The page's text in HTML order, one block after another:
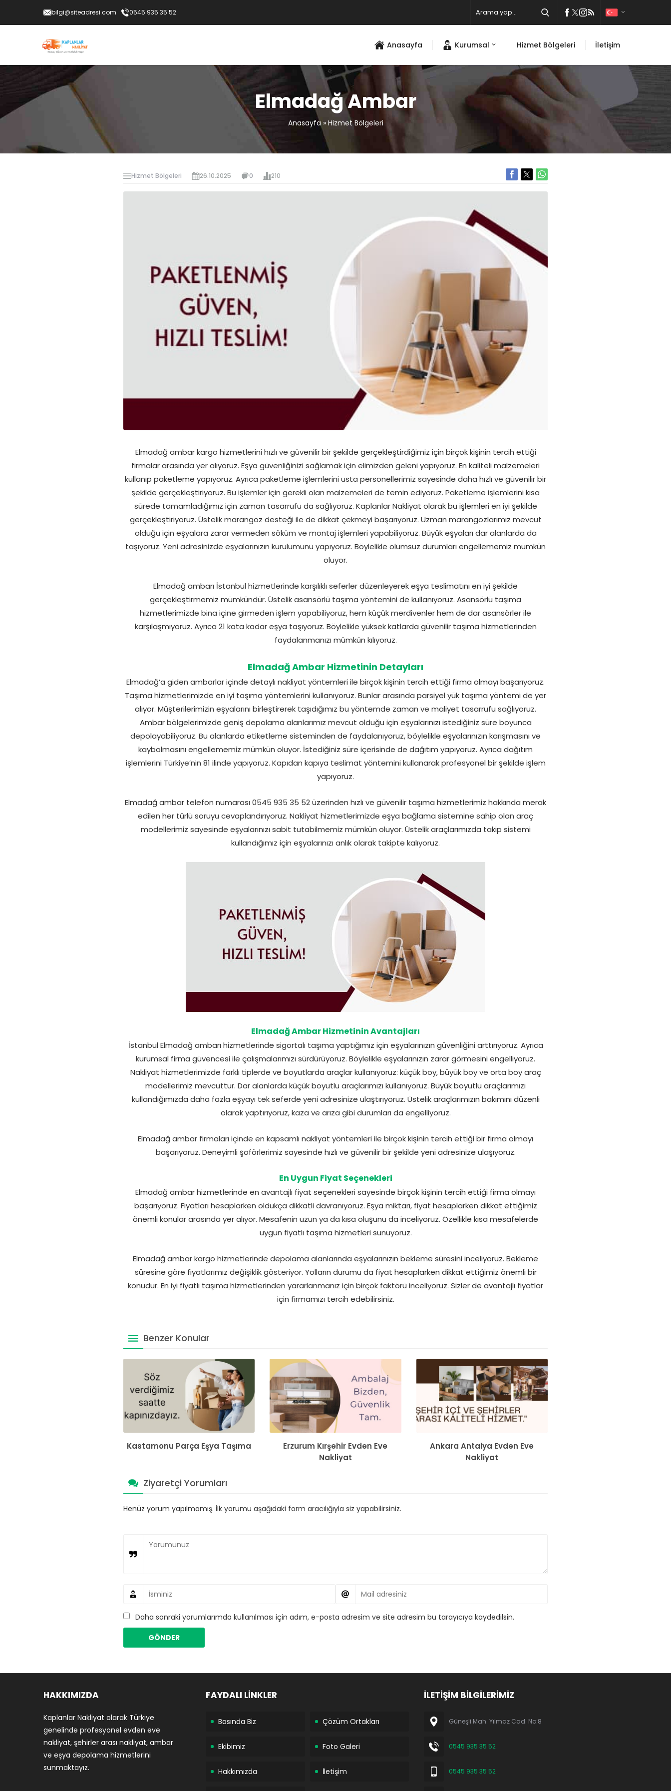
bilgi@siteadresi.com 0545 935 35 52
Anasayfa Kurumsal Hizmet Bölgeleri İletişim
Elmadağ Ambar
Anasayfa» Hizmet Bölgeleri
Hizmet Bölgeleri 26.10.2025 0 210
Elmadağ ambar kargo hizmetlerini hızlı ve güvenilir bir şekilde gerçekleştirdiğimiz için birçok kişinin tercih ettiği
firmalar arasında yer alıyoruz. Eşya güvenliğinizi sağlamak için elimizden geleni yapıyoruz. En kaliteli malzemeleri
kullanıp paketleme yapıyoruz. Ayrıca paketleme işlemlerini usta personellerimiz sayesinde daha hızlı ve güvenilir bir
şekilde gerçekleştiriyoruz. Bu işlemler için gerekli olan malzemeleri de temin ediyoruz. Paketleme işlemlerini kısa
sürede tamamladığımız için zaman tasarrufu da sağlıyoruz. Kaplanlar Nakliyat olarak bu işlemleri en iyi şekilde
gerçekleştiriyoruz. Üstelik marangoz desteği ile de dikkat çekmeyi başarıyoruz. Uzman marangozlarımız mevcut
olduğu için eşyalara zarar vermeden söküm ve montaj işlemleri yapabiliyoruz. Büyük eşyaları dar alanlarda da
taşıyoruz. Yeni adresinizde eşyalarınızın kurulumunu yapıyoruz. Böylelikle olumsuz durumları engellememiz mümkün
oluyor.
Elmadağ ambarı İstanbul hizmetlerinde karşılıklı seferler düzenleyerek eşya teslimatını en iyi şekilde
gerçekleştirmemiz mümkündür. Üstelik asansörlü taşıma yöntemini de kullanıyoruz. Asansörlü taşıma
hizmetlerimizde bina içine girmeden işlem yapabiliyoruz, hem küçük merdivenler hem de dar asansörler ile
karşılaşmıyoruz. Ayrıca 21 kata kadar eşya taşıyoruz. Böylelikle yüksek katlarda güvenilir taşıma hizmetlerinden
faydalanmanızı mümkün kılıyoruz.
Elmadağ Ambar Hizmetinin Detayları
Elmadağ’a giden ambarlar içinde detaylı nakliyat yöntemleri ile birçok kişinin tercih ettiği firma olmayı başarıyoruz.
Taşıma hizmetlerimizde en iyi taşıma yöntemlerini kullanıyoruz. Bunlar arasında parsiyel yük taşıma yöntemi de yer
alıyor. Müşterilerimizin eşyalarını birleştirerek taşıdığımız bu yöntemde zaman ve maliyet tasarrufu sağlıyoruz.
Ambar bölgelerimizde geniş depolama alanlarımız mevcut olduğu için eşyalarınızı istediğiniz süre boyunca
depolayabiliyoruz. Bu alanlarda etiketleme sisteminden de faydalanıyoruz, böylelikle eşyalarınızın karışmasını ve
kaybolmasını engellememiz mümkün oluyor. İstediğiniz süre içerisinde de dağıtım yapıyoruz. Ayrıca dağıtım
işlemlerini Türkiye’nin 81 ilinde yapıyoruz. Kapıdan kapıya teslimat yöntemini kullanarak profesyonel bir şekilde işlem
yapıyoruz.
Elmadağ ambar telefon numarası 0545 935 35 52 üzerinden hızlı ve güvenilir taşıma hizmetlerimiz hakkında merak
edilen her türlü soruyu cevaplandırıyoruz. Nakliyat hizmetlerimizde eşya bağlama sistemine sahip olan araç
modellerimiz sayesinde eşyalarınızı sabit tutabilmemiz mümkün oluyor. Üstelik araçlarımızda takip sistemi
kullandığımız için eşyalarınızı anlık olarak takipte kalıyoruz.
Elmadağ Ambar Hizmetinin Avantajları
İstanbul Elmadağ ambarı hizmetlerinde sigortalı taşıma yaptığımız için eşyalarınızın güvenliğini arttırıyoruz. Ayrıca
kurumsal firma güvencesi ile çalışmalarımızı sürdürüyoruz. Böylelikle eşyalarınızın zarar görmesini engelliyoruz.
Nakliyat hizmetlerimizde farklı tiplerde ve boyutlarda araçlar kullanıyoruz: küçük boy, büyük boy ve orta boy araç
modellerimiz mevcuttur. Dar alanlarda küçük boyutlu araçlarımızı kullanıyoruz. Büyük boyutlu araçlarımızı
kullandığımızda daha fazla eşyayı tek seferde yeni adresinize ulaştırıyoruz. Üstelik araçlarımızın bakımını düzenli
olarak yaptırıyoruz, kaza ve arıza gibi durumları da engelliyoruz.
Elmadağ ambar firmaları içinde en kapsamlı nakliyat yöntemleri ile birçok kişinin tercih ettiği bir firma olmayı
başarıyoruz. Deneyimli şoförlerimiz sayesinde hızlı ve güvenilir bir şekilde yeni adresinize ulaşıyoruz.
En Uygun Fiyat Seçenekleri
Elmadağ ambar hizmetlerinde en avantajlı fiyat seçenekleri sayesinde birçok kişinin tercih ettiği firma olmayı
başarıyoruz. Fiyatları hesaplarken oldukça dikkatli davranıyoruz. Eşya miktarı, fiyat hesaplarken dikkat ettiğimiz
önemli konular arasında yer alıyor. Mesafenin uzun ya da kısa oluşunu da inceliyoruz. Özellikle kısa mesafelerde
uygun fiyatlı taşıma hizmetleri sunuyoruz.
Elmadağ ambar kargo hizmetlerinde depolama alanlarında eşyalarınızın bekleme süresini inceliyoruz. Bekleme
süresine göre fiyatlarımız değişiklik gösteriyor. Yolların durumu da fiyat hesaplarken dikkat ettiğimiz önemli bir
konudur. En iyi fiyatlı taşıma hizmetlerinden yararlanmanız için birçok faktörü inceliyoruz. Sizler de avantajlı fiyatlar
için firmamızı tercih edebilirsiniz.
Benzer Konular
Kastamonu Parça Eşya Taşıma
Erzurum Kırşehir Evden Eve
Nakliyat
Ankara Antalya Evden Eve
Nakliyat
Ziyaretçi Yorumları
Henüz yorum yapılmamış. İlk yorumu aşağıdaki form aracılığıyla siz yapabilirsiniz.
Daha sonraki yorumlarımda kullanılması için adım, e-posta adresim ve site adresim bu tarayıcıya kaydedilsin.
HAKKIMIZDA
Kaplanlar Nakliyat olarak Türkiye
genelinde profesyonel evden eve
nakliyat, şehirler arası nakliyat, ambar
ve eşya depolama hizmetlerini
sunmaktayız.
FAYDALI LİNKLER
Basında Biz Çözüm Ortakları
Ekibimiz Foto Galeri
Hakkımızda İletişim
İLETİŞİM BİLGİLERİMİZ
Güneşli Mah. Yılmaz Cad. No:8
0545 935 35 52
0545 935 35 52